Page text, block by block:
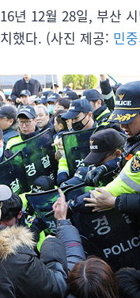
년 12월 28일, 부산
했다. (사진 제공: 민